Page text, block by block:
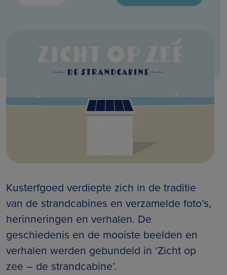
Kusterfgoed verdiepte zich in de traditie
van de strandcabines en verzamelde foto’s,
herinneringen en verhalen. De
geschiedenis en de mooiste beelden en
verhalen werden gebundeld in ‘Zicht op
zee – de strandcabine’.